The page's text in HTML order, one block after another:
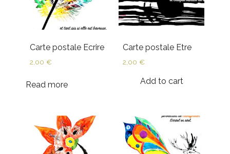
Carte postale Ecrire
2,00 €
Read more
Carte postale Etre
2,00 €
Add to cart